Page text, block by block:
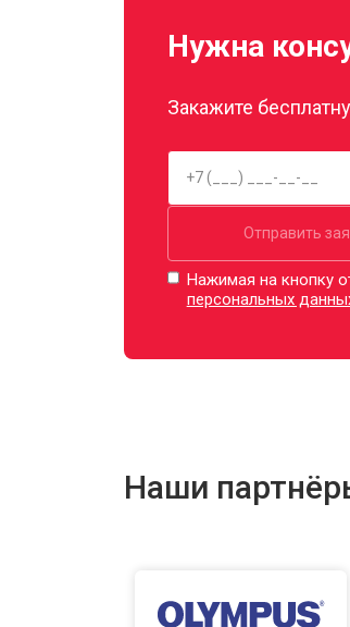
Нужна
Закажите
Отправить
Нажимая на кнопку
персональных
Наши